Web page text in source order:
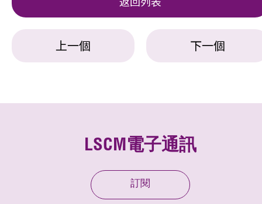
返回列表
上一個 下一個
LSCM電子通訊
訂閱